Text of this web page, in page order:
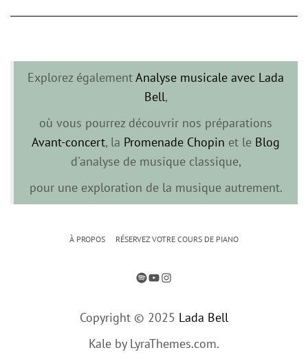
Explorez égalementAnalyse musicale avec Lada
Bell,
où vous pourrez découvrir nos préparations
Avant-concert, la Promenade Chopin et le Blog
d'analyse de musique classique,
pour une exploration de la musique autrement.
À PROPOS RÉSERVEZ VOTRE COURS DE PIANO
SPOTIFY
YOUTUBE
INSTAGRAM
Copyright © 2025 Lada Bell
Kale by LyraThemes.com.